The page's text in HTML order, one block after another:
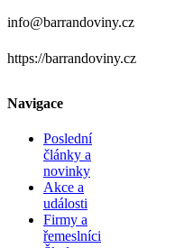
info@barrandoviny.cz
https://barrandoviny.cz
Navigace
Poslední
články a
novinky
Akce a
události
Firmy a
řemeslníci